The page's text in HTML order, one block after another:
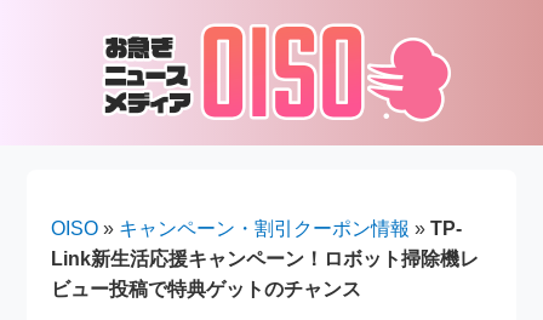
OISO » キャンペーン・割引クーポン情報 »TP-
Link新生活応援キャンペーン！ロボット掃除機レ
ビュー投稿で特典ゲットのチャンス